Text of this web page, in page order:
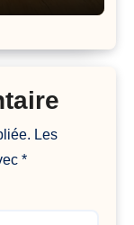
Les
*